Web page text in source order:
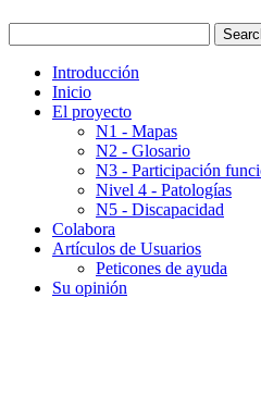
Introducción
Inicio
El proyecto
N1 - Mapas
N2 - Glosario
N3 - Participación
Nivel 4 - Patologías
N5 - Discapacidad
Colabora
Artículos de Usuarios
Peticones de ayuda
Su opinión